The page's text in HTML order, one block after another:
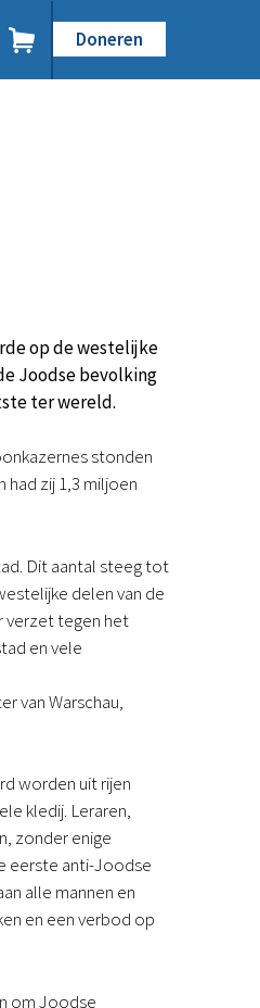
Doneren
op de westelijke
Joodse bevolking
ter wereld.
stonden
zij 1,3 miljoen
Dit aantal steeg tot
delen van de
verzet tegen het
en vele
van Warschau,
worden uit rijen
kledij. Leraren,
zonder enige
eerste anti-Joodse
alle mannen en
en een verbod op
om Joodse
mee
en legaten
jou
nieuwsbrief
vragen
Doneren